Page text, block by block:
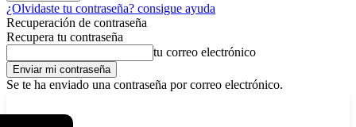
¿Olvidaste tu contraseña? consigue ayuda
Recuperación de contraseña
Recupera tu contraseña
tu correo electrónico
Se te ha enviado una contraseña por correo electrónico.